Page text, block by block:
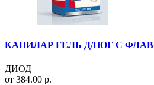
КАПИЛАР ГЕЛЬ Д/НОГ С
ДИОД
от 384.00 р.